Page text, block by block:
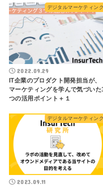
デジタルマーケティン
2022.09.29
IT企業のプロダクト開発担当が、
マーケティングを学んで気づいた
つの活用ポイント＋１
デジタルマーケティン
2023.09.11